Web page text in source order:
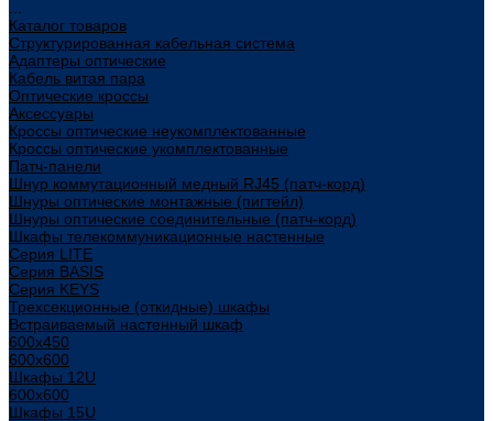
Каталог товаров
Структурированная кабельная система
Адаптеры оптические
Кабель витая пара
Оптические кроссы
Аксессуары
Кроссы оптические неукомплектованные
Кроссы оптические укомплектованные
Патч-панели
Шнур коммутационный медный RJ45 (патч-корд)
Шнуры оптические монтажные (пигтейл)
Шнуры оптические соединительные (патч-корд)
Шкафы телекоммуникационные настенные
Cерия LITE
Cерия BASIS
Cерия KEYS
Трехсекционные (откидные) шкафы
Встраиваемый настенный шкаф
600x450
600x600
Шкафы 12U
600x600
Шкафы 15U